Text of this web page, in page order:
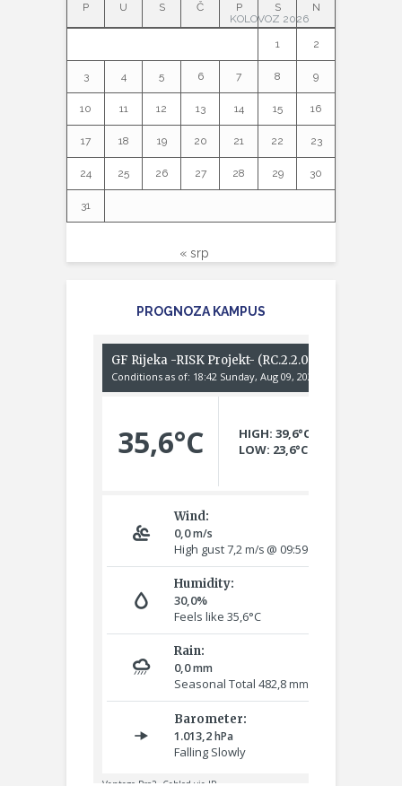
KOLOVOZ 2026
P U S Č P S N
1 2
3 4 5 6 7 8 9
10 11 12 13 14 15 16
17 18 19 20 21 22 23
24 25 26 27 28 29 30
31
« srp
PROGNOZA KAMPUS